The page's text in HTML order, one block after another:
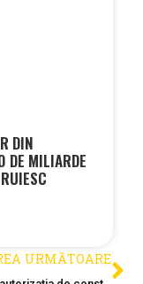
DIN
DE MILIARDE
URMĂTOARE